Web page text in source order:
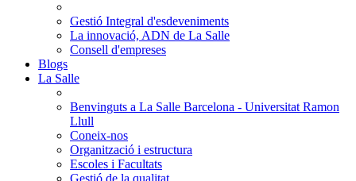
Gestió Integral d'esdeveniments
La innovació, ADN de La Salle
Consell d'empreses
Blogs
La Salle
Benvinguts a La Salle Barcelona - Universitat Ramon
Llull
Coneix-nos
Organització i estructura
Escoles i Facultats
Gestió de la qualitat